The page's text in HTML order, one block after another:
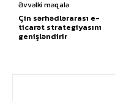
Əvvəlki məqalə
Çin sərhədlərarası e-
ticarət strategiyasını
genişləndirir